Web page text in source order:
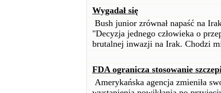
Wygadał się
Bush junior zrównał napaść na
"Decyzja jednego człowieka o
brutalnej inwazji na Irak. Chodzi
FDA ogranicza stosowanie
Amerykańska agencja zmieniła